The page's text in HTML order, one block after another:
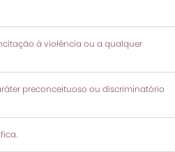
à violência ou a qualquer
preconceituoso ou discriminatório